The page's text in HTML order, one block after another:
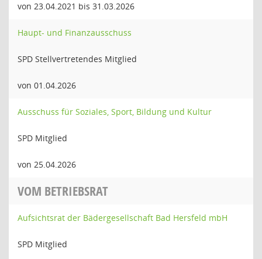
von 23.04.2021 bis 31.03.2026
Haupt- und Finanzausschuss
SPD Stellvertretendes Mitglied
von 01.04.2026
Ausschuss für Soziales, Sport, Bildung und Kultur
SPD Mitglied
von 25.04.2026
VOM BETRIEBSRAT
Aufsichtsrat der Bädergesellschaft Bad Hersfeld mbH
SPD Mitglied